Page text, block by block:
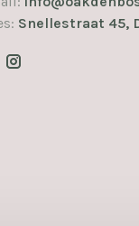
Snellestraat 45,